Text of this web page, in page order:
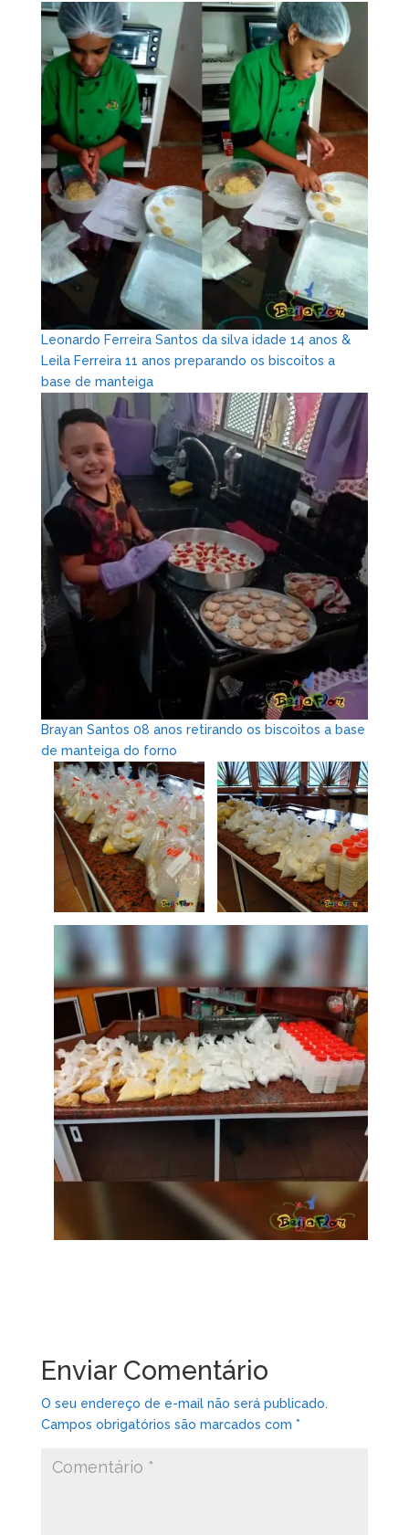
Leonardo Ferreira Santos da silva idade 14 anos &
Leila Ferreira 11 anos preparando os biscoitos a
base de manteiga
Brayan Santos 08 anos retirando os biscoitos a base
de manteiga do forno
Enviar Comentário
O seu endereço de e-mail não será publicado.
Campos obrigatórios são marcados com *